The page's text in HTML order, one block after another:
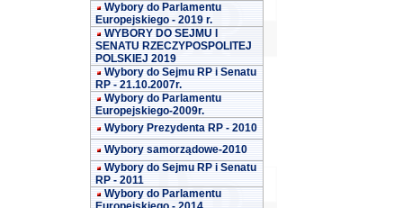
Wybory do Parlamentu
Europejskiego - 2019 r.
WYBORY DO SEJMU I
SENATU RZECZYPOSPOLITEJ
POLSKIEJ 2019
Wybory do Sejmu RP i Senatu
RP - 21.10.2007r.
Wybory do Parlamentu
Europejskiego-2009r.
Wybory Prezydenta RP - 2010
Wybory samorządowe-2010
Wybory do Sejmu RP i Senatu
RP - 2011
Wybory do Parlamentu